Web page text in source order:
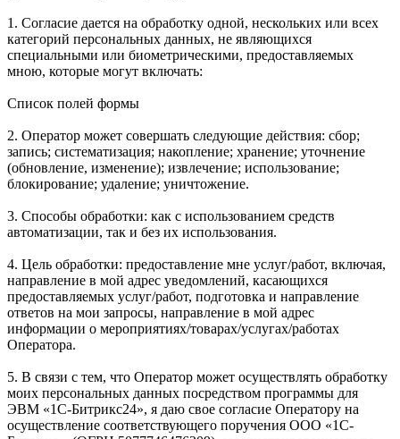
1. Согласие дается на обработку одной, нескольких или всех
категорий персональных данных, не являющихся
специальными или биометрическими, предоставляемых
мною, которые могут включать:
Список полей формы
2. Оператор может совершать следующие действия: сбор;
запись; систематизация; накопление; хранение; уточнение
(обновление, изменение); извлечение; использование;
блокирование; удаление; уничтожение.
3. Способы обработки: как с использованием средств
автоматизации, так и без их использования.
4. Цель обработки: предоставление мне услуг/работ, включая,
направление в мой адрес уведомлений, касающихся
предоставляемых услуг/работ, подготовка и направление
ответов на мои запросы, направление в мой адрес
информации о мероприятиях/товарах/услугах/работах
Оператора.
5. В связи с тем, что Оператор может осуществлять обработку
моих персональных данных посредством программы для
ЭВМ «1С-Битрикс24», я даю свое согласие Оператору на
осуществление соответствующего поручения ООО «1С-